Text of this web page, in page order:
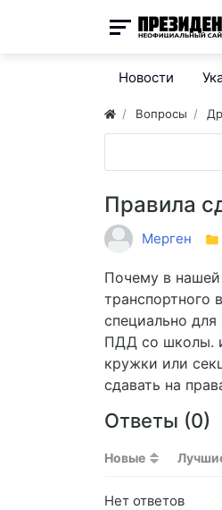
Новости
Вопросы
Правила
Мерген
Почему в
транспортного
специально
ПДД со школы.
кружки или
сдавать на
Ответы (0)
Новые
Нет ответов